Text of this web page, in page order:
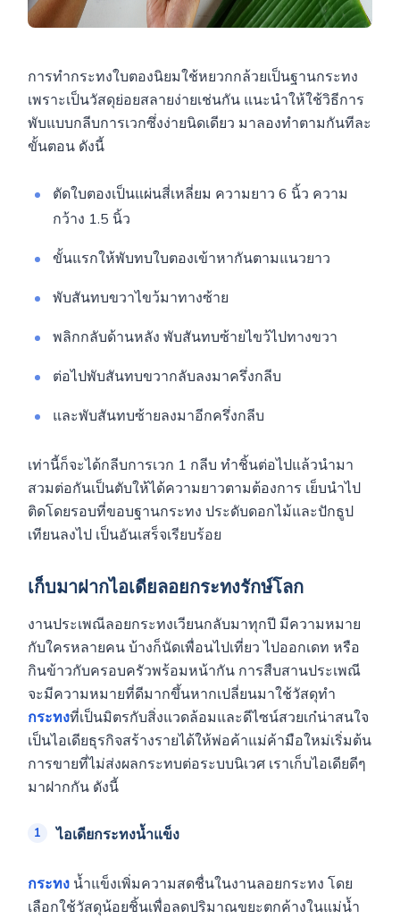
การทำกระทงใบตองนิยมใช้หยวกกล้วยเป็นฐานกระทง
เพราะเป็นวัสดุย่อยสลายง่ายเช่นกัน แนะนำให้ใช้วิธีการ
พับแบบกลีบการเวกซึ่งง่ายนิดเดียว มาลองทำตามกันทีละ
ขั้นตอน ดังนี้
ตัดใบตองเป็นแผ่นสี่เหลี่ยม ความยาว 6 นิ้ว ความ
กว้าง 1.5 นิ้ว
ขั้นแรกให้พับทบใบตองเข้าหากันตามแนวยาว
พับสันทบขวาไขว้มาทางซ้าย
พลิกกลับด้านหลัง พับสันทบซ้ายไขว้ไปทางขวา
ต่อไปพับสันทบขวากลับลงมาครึ่งกลีบ
และพับสันทบซ้ายลงมาอีกครึ่งกลีบ
เท่านี้ก็จะได้กลีบการเวก 1 กลีบ ทำชิ้นต่อไปแล้วนำมา
สวมต่อกันเป็นตับให้ได้ความยาวตามต้องการ เย็บนำไป
ติดโดยรอบที่ขอบฐานกระทง ประดับดอกไม้และปักธูป
เทียนลงไป เป็นอันเสร็จเรียบร้อย
เก็บมาฝากไอเดียลอยกระทงรักษ์โลก
งานประเพณีลอยกระทงเวียนกลับมาทุกปี มีความหมาย
กับใครหลายคน บ้างก็นัดเพื่อนไปเที่ยว ไปออกเดท หรือ
กินข้าวกับครอบครัวพร้อมหน้ากัน การสืบสานประเพณี
จะมีความหมายที่ดีมากขึ้นหากเปลี่ยนมาใช้วัสดุทำ
กระทงที่เป็นมิตรกับสิ่งแวดล้อมและดีไซน์สวยเก๋น่าสนใจ
เป็นไอเดียธุรกิจสร้างรายได้ให้พ่อค้าแม่ค้ามือใหม่เริ่มต้น
การขายที่ไม่ส่งผลกระทบต่อระบบนิเวศ เราเก็บไอเดียดีๆ
มาฝากกัน ดังนี้
ไอเดียกระทงน้ำแข็ง
กระทง น้ำแข็งเพิ่มความสดชื่นในงานลอยกระทง โดย
เลือกใช้วัสดุน้อยชิ้นเพื่อลดปริมาณขยะตกค้างในแม่น้ำ